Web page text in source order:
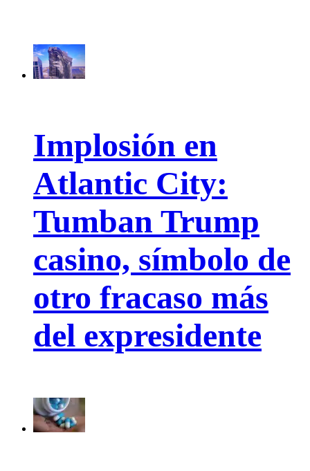
Implosión en
Atlantic City:
Tumban Trump
casino, símbolo de
otro fracaso más
del expresidente